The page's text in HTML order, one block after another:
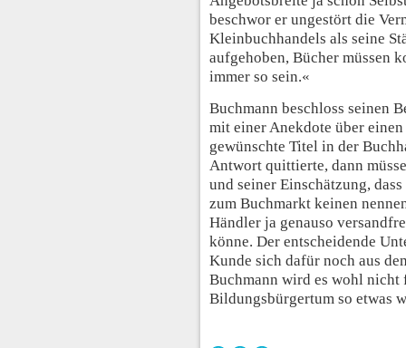
beschwor er ungestört die
Kleinbuchhandels als seine
aufgehoben, Bücher müssen
immer so sein.«
Buchmann beschloss seinen
mit einer Anekdote über
gewünschte Titel in der
Antwort quittierte, dann
und seiner Einschätzung,
zum Buchmarkt keinen
Händler ja genauso
könne. Der entscheidende
Kunde sich dafür noch aus
Buchmann wird es wohl nicht
Bildungsbürgertum so etwas